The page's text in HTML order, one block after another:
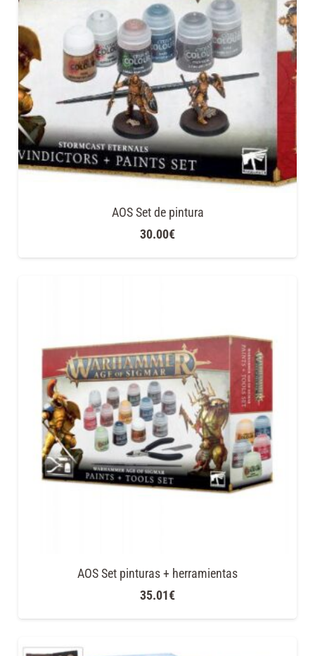
AOS Set de pintura
30.00€
AOS Set pinturas + herramientas
35.01€